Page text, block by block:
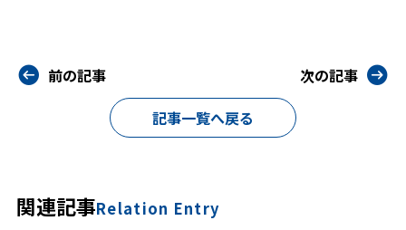
前の記事
記事一覧へ戻る
次の記事
関連記事Relation Entry